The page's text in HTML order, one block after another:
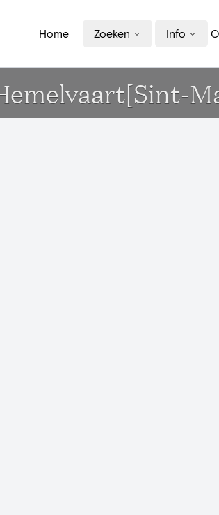
Home Zoeken Info